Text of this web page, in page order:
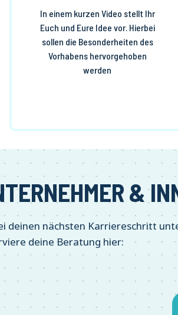
In einem kurzen Video stellt Ihr
Euch und Eure Idee vor. Hierbei
sollen die Besonderheiten des
Vorhabens hervorgehoben
werden
&
deinen nächsten Karriereschritt
deine Beratung hier: